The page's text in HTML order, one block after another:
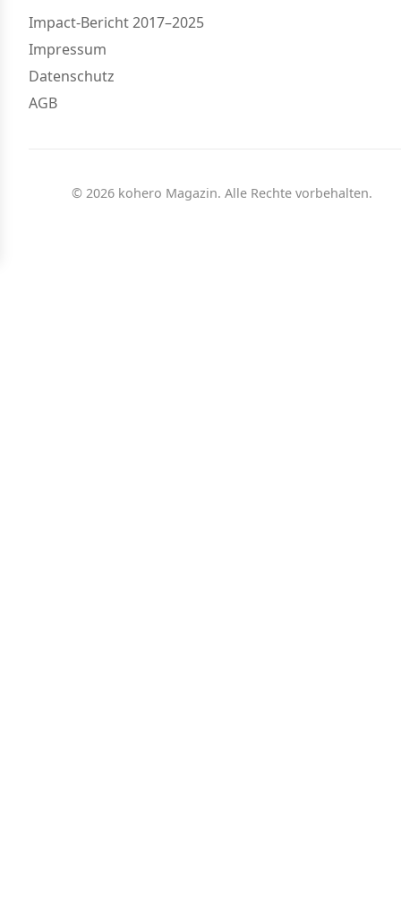
Impact-Bericht 2017–2025
Impressum
Datenschutz
AGB
© 2026 kohero Magazin. Alle Rechte vorbehalten.